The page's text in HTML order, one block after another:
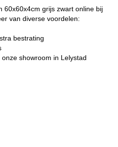
60x60x4cm grijs zwart online bij
van diverse voordelen:
bestrating
showroom in Lelystad